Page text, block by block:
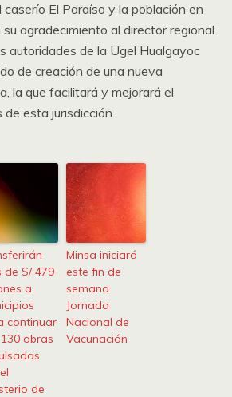
El Paraíso y la población en
agradecimiento al director regional
autoridades de la Ugel Hualgayoc
de creación de una nueva
la que facilitará y mejorará el
esta jurisdicción.
de S/ 479
a
continuar
obras
de
Minsa iniciará
este fin de
semana
Jornada
Nacional de
Vacunación